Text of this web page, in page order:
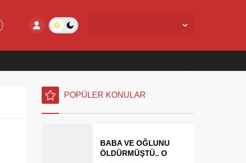
POPÜLER KONULAR
BABA VE OĞLUNU
ÖLDÜRMÜŞTÜ.. O